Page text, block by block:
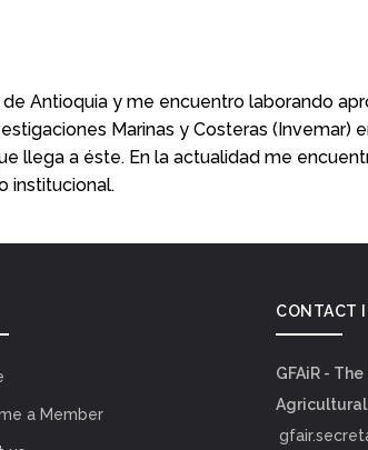
Antioquia y me encuentro laborando
Marinas y Costeras
llega a éste. En la actualidad me
institucional.
a Member
CONTACT
GFAiR -
Agricultural